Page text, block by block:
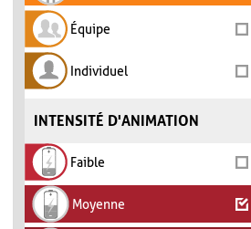
Équipe
Individuel
INTENSITÉ D'ANIMATION
Faible
Moyenne